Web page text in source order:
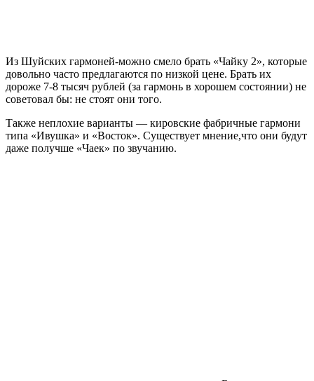
Из Шуйских гармоней-можно смело брать «Чайку 2», которые
довольно часто предлагаются по низкой цене. Брать их
дороже 7-8 тысяч рублей (за гармонь в хорошем состоянии) не
советовал бы: не стоят они того.
Также неплохие варианты — кировские фабричные гармони
типа «Ивушка» и «Восток». Существует мнение,что они будут
даже получше «Чаек» по звучанию.